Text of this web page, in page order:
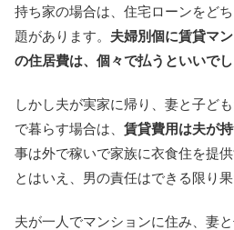
持ち家の場合は、住宅ローンをど
題があります。 夫婦別個に賃貸マ
の住居費は、個々で払うといいでし
しかし夫が実家に帰り、妻と子ど
で暮らす場合は、 賃貸費用は夫が
事は外で稼いで家族に衣食住を提
とはいえ、男の責任はできる限り果
夫が一人でマンションに住み、妻